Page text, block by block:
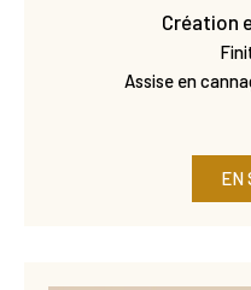
Création
Assise en
EN